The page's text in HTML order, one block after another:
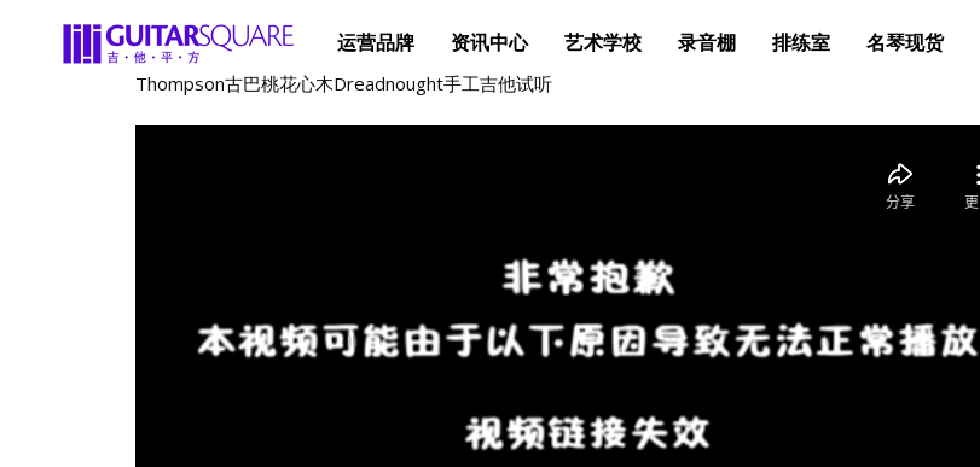
运营品牌 资讯中心 艺术学校 录音棚 排练室 名琴现货
Thompson古巴桃花心木Dreadnought手工吉他试听